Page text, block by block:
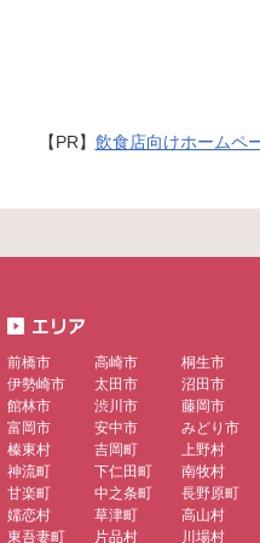
【PR】 飲食店向けホームペ
前橋市 高崎市
桐生市
伊勢崎市
太田市
沼田市
館林市
渋川市
藤岡市
富岡市
安中市
みどり市
榛東村
吉岡町
上野村
神流町
下仁田町
南牧村
甘楽町
中之条町
長野原町
嬬恋村
草津町
高山村
東吾妻町
片品村 川場村